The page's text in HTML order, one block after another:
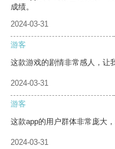
成绩。
2024-03-31
游客
这款游戏的剧情非常感人，让
2024-03-31
游客
这款app的用户群体非常庞大
2024-03-31